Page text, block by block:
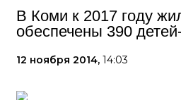
В Коми к 2017 году
обеспечены 390
12 ноября 2014, 14:03